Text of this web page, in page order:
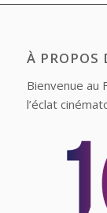
À PROPOS
Bienvenue au
l’éclat